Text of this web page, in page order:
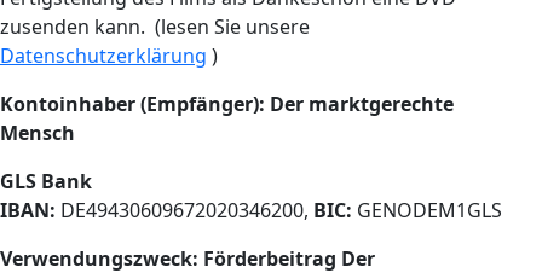
zusenden kann. (lesen Sie unsere
Datenschutzerklärung )
Kontoinhaber (Empfänger): Der marktgerechte
Mensch
GLS Bank
IBAN: DE49430609672020346200, BIC: GENODEM1GLS
Verwendungszweck: Förderbeitrag Der